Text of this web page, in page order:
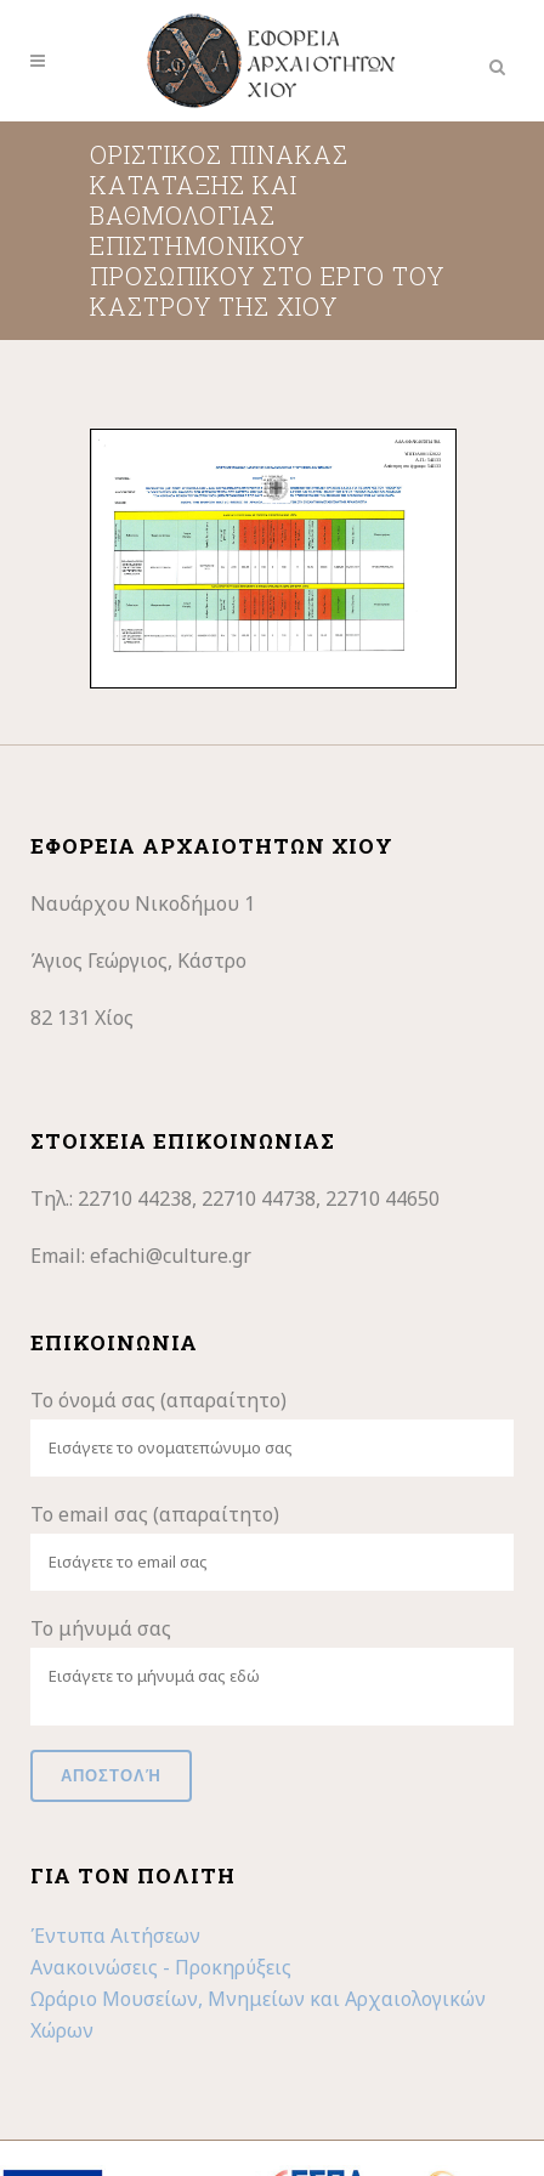
ΟΡΙΣΤΙΚΟΣ ΠΙΝΑΚΑΣ
ΚΑΤΑΤΑΞΗΣ ΚΑΙ
ΒΑΘΜΟΛΟΓΙΑΣ
ΕΠΙΣΤΗΜΟΝΙΚΟΥ
ΠΡΟΣΩΠΙΚΟΥ ΣΤΟ ΕΡΓΟ ΤΟΥ
ΚΑΣΤΡΟΥ ΤΗΣ ΧΙΟΥ
ΕΦΟΡΕΊΑ ΑΡΧΑΙΟΤΉΤΩΝ ΧΊΟΥ
Ναυάρχου Νικοδήμου 1
Άγιος Γεώργιος, Κάστρο
82 131 Χίος
ΣΤΟΙΧΕΊΑ ΕΠΙΚΟΙΝΩΝΊΑΣ
Τηλ.: 22710 44238, 22710 44738, 22710 44650
Email: efachi@culture.gr
ΕΠΙΚΟΙΝΩΝΊΑ
Το όνομά σας (απαραίτητο)
Το email σας (απαραίτητο)
Το μήνυμά σας
ΓΙΑ ΤΟΝ ΠΟΛΊΤΗ
Έντυπα Αιτήσεων
Ανακοινώσεις - Προκηρύξεις
Ωράριο Μουσείων, Μνημείων και Αρχαιολογικών
Χώρων